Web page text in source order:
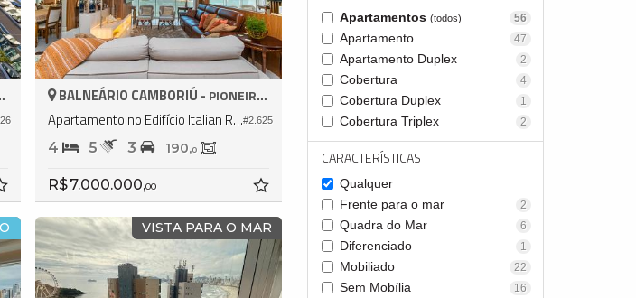
Apartamentos (todos) 56
Apartamento 47
Apartamento Duplex 2
Cobertura 4
Cobertura Duplex 1
Cobertura Triplex 2
CARACTERÍSTICAS
Qualquer
Frente para o mar
2
Quadra do Mar 6
Diferenciado 1
Mobiliado 22
Sem Mobília 16
#2.625
BALNEÁRIO CAMBORIÚ - PIONEIROS
Apartamento no Edifício Italian Residence
4 5 3 190,0
R$ 7.000.000,00
VISTA PARA O MAR